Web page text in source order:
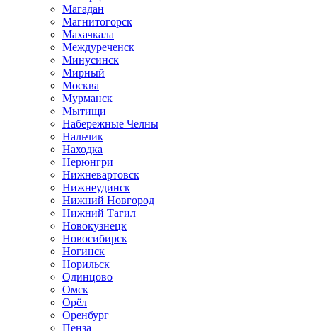
Магадан
Магнитогорск
Махачкала
Междуреченск
Минусинск
Мирный
Москва
Мурманск
Мытищи
Набережные Челны
Нальчик
Находка
Нерюнгри
Нижневартовск
Нижнеудинск
Нижний Новгород
Нижний Тагил
Новокузнецк
Новосибирск
Ногинск
Норильск
Одинцово
Омск
Орёл
Оренбург
Пенза